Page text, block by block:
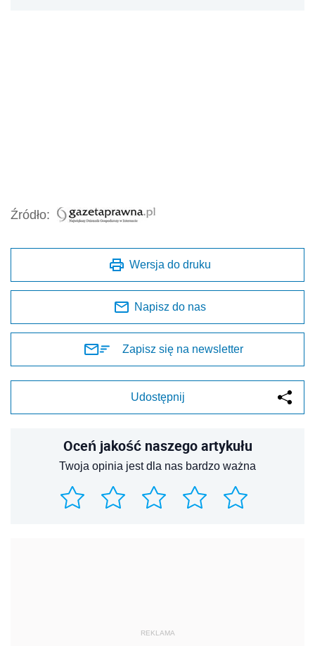
Źródło:
Wersja do druku
Napisz do nas
Zapisz się na newsletter
Udostępnij
Oceń jakość naszego artykułu
Twoja opinia jest dla nas bardzo ważna
REKLAMA